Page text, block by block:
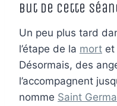
But de cette
Un peu plus tard
l’étape de la mort et
Désormais, des
l’accompagnent
nomme Saint